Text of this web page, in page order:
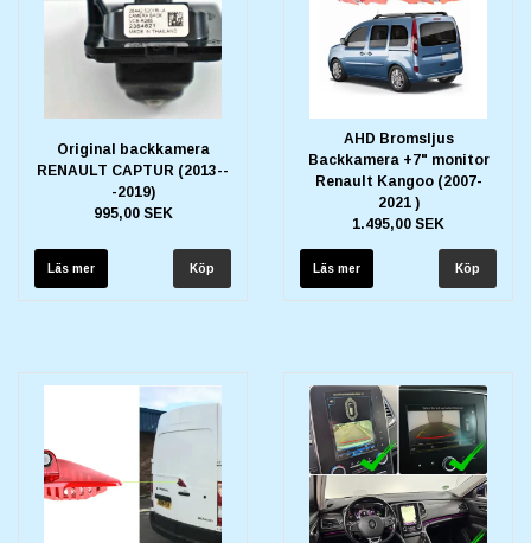
Original backkamera
RENAULT CAPTUR (2013--
-2019)
995,00 SEK
Läs mer
AHD Bromsljus
Backkamera +7" monitor
Renault Kangoo (2007-
2021 )
1.495,00 SEK
Läs mer